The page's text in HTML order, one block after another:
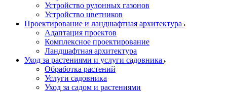
Устройство рулонных газонов
Устройство цветников
Проектирование и ландшафтная архитектура
Адаптация проектов
Комплексное проектирование
Ландшафтная архитектура
Уход за растениями и услуги садовника
Обработка растений
Услуги садовника
Уход за садом и растениями